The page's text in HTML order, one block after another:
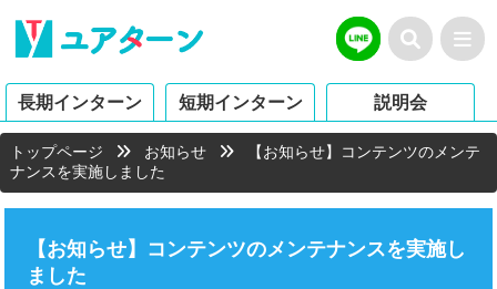
長期インターン 短期インターン 説明会
トップページ お知らせ
【お知らせ】コンテンツのメンテ
ナンスを実施しました
【お知らせ】コンテンツのメンテナンスを実施し
ました